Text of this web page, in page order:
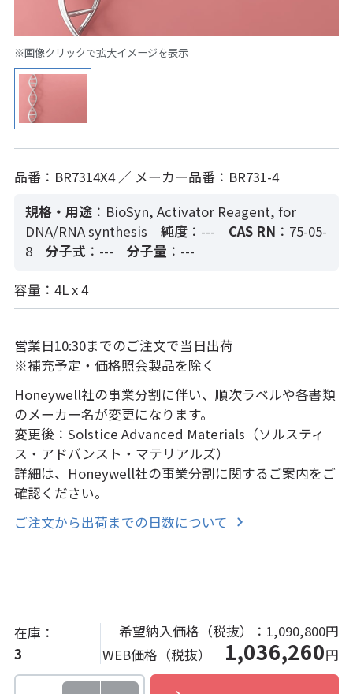
※画像クリックで拡大イメージを表示
品番：BR7314X4 ／ メーカー品番：BR731-4
規格・用途 ：BioSyn, Activator Reagent, for
DNA/RNA synthesis
純度：--- CAS RN ：75-05-
8
分子式 ：--- 分子量 ：---
容量：4L x 4
営業日10:30までのご注文で当日出荷
※補充予定・価格照会製品を除く
Honeywell社の事業分割に伴い、順次ラベルや各書類
のメーカー名が変更になります。
変更後：Solstice Advanced Materials（ソルスティ
ス・アドバンスト・マテリアルズ）
詳細は、Honeywell社の事業分割に関するご案内をご
確認ください。
ご注文から出荷までの日数について
在庫：
3
希望納入価格（税抜）： 1,090,800円
WEB価格（税抜） 1,036,260円